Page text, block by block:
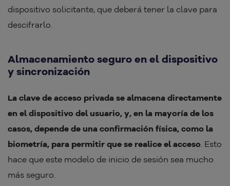
dispositivo solicitante, que deberá tener la clave para
descifrarlo.
Almacenamiento seguro en el dispositivo
y sincronización
La clave de acceso privada se almacena directamente
en el dispositivo del usuario, y, en la mayoría de los
casos, depende de una confirmación física, como la
biometría, para permitir que se realice el acceso. Esto
hace que este modelo de inicio de sesión sea mucho
más seguro.